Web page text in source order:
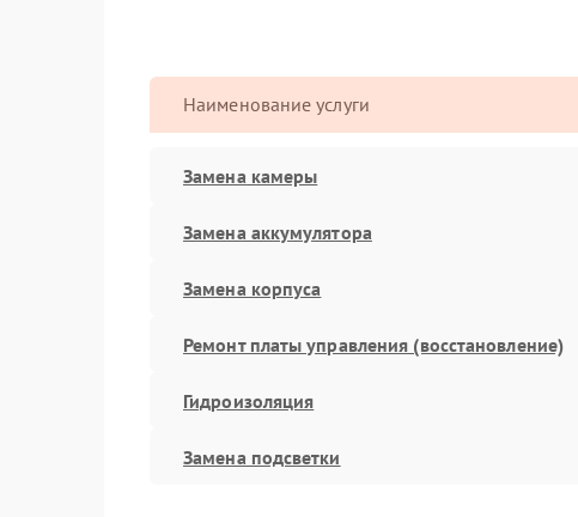
Наименование услуги
Замена камеры
Замена аккумулятора
Замена корпуса
Ремонт платы управления (восстановление)
Гидроизоляция
Замена подсветки